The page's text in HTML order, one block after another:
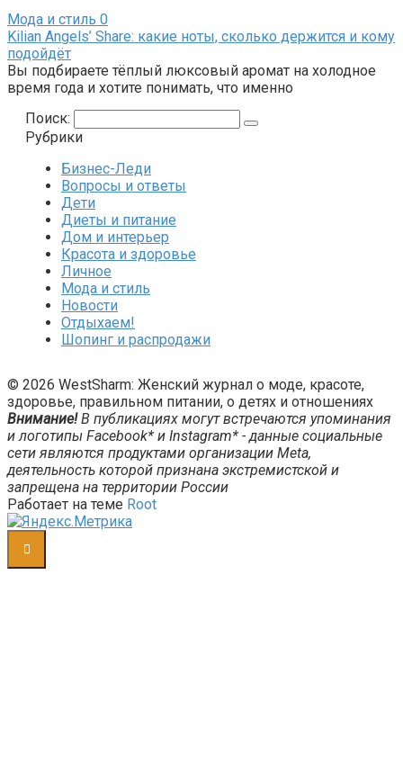
Мода и стиль 0
Kilian Angels’ Share: какие ноты, сколько держится и кому
подойдёт
Вы подбираете тёплый люксовый аромат на холодное
время года и хотите понимать, что именно
Поиск:
Рубрики
Бизнес-Леди
Вопросы и ответы
Дети
Диеты и питание
Дом и интерьер
Красота и здоровье
Личное
Мода и стиль
Новости
Отдыхаем!
Шопинг и распродажи
© 2026 WestSharm: Женский журнал о моде, красоте,
здоровье, правильном питании, о детях и отношениях
Внимание!В публикациях могут встречаются упоминания
и логотипы Facebook* и Instagram* - данные социальные
сети являются продуктами организации Meta,
деятельность которой признана экстремистской и
запрещена на территории России
Работает на теме Root